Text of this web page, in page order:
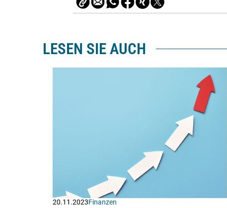
LESEN SIE AUCH
20.11.2023Finanzen